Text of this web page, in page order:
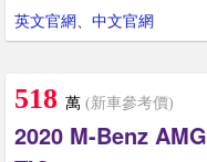
英文官網、 中文官網
518 萬 (新車參考價)
2020 M-Benz AMG